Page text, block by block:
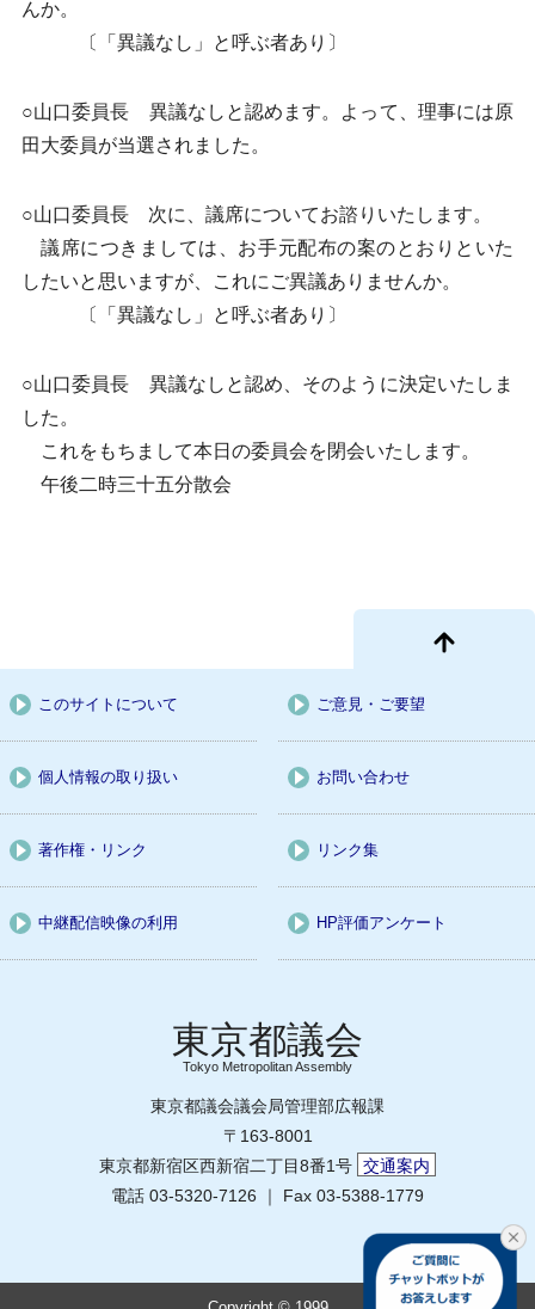
んか。
〔「異議なし」と呼ぶ者あり〕
○山口委員長 異議なしと認めます。よって、理事には原
田大委員が当選されました。
○山口委員長 次に、議席についてお諮りいたします。
議席につきましては、お手元配布の案のとおりといた
したいと思いますが、これにご異議ありませんか。
〔「異議なし」と呼ぶ者あり〕
○山口委員長 異議なしと認め、そのように決定いたしま
した。
これをもちまして本日の委員会を閉会いたします。
午後二時三十五分散会
このサイトについて ご意見・ご要望
個人情報の取り扱い お問い合わせ
著作権・リンク リンク集
中継配信映像の利用 HP評価アンケート
Tokyo Metropolitan Assembly
東京都議会議会局管理部広報課
〒163-8001
東京都新宿区西新宿二丁目8番1号 交通案内
電話 03-5320-7126 ｜ Fax 03-5388-1779